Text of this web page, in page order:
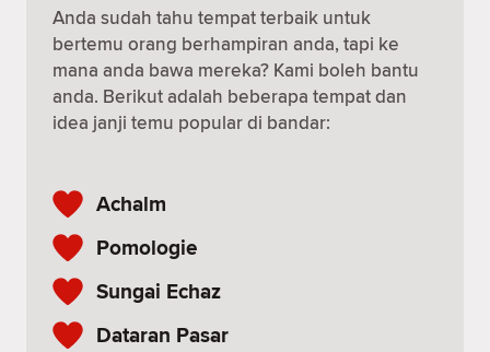
Anda sudah tahu tempat terbaik untuk
bertemu orang berhampiran anda, tapi ke
mana anda bawa mereka? Kami boleh bantu
anda. Berikut adalah beberapa tempat dan
idea janji temu popular di bandar:
Achalm
Pomologie
Sungai Echaz
Dataran Pasar